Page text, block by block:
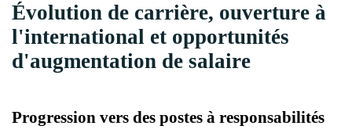
Évolution de carrière, ouverture à
l'international et opportunités
d'augmentation de salaire
Progression vers des postes à responsabilités